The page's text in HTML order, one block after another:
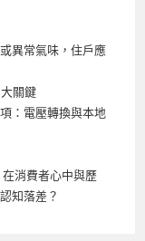
異常氣味，住戶應
關鍵
：電壓轉換與本地
消費者心中與歷
知落差？